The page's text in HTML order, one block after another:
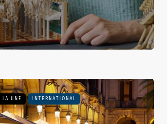
LA UNE INTERNATIONAL